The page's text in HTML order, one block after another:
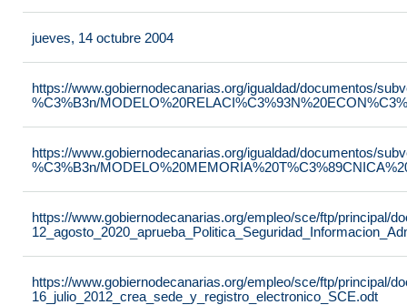
jueves, 14 octubre 2004
https://www.gobiernodecanarias.org/igualdad/documentos/
%C3%B3n/
https://www.gobiernodecanarias.org/igualdad/documentos/
%C3%B3n/
https://www.gobiernodecanarias.org/empleo/sce/ftp/principal/
https://www.gobiernodecanarias.org/empleo/sce/ftp/principal/
16_julio_2012_crea_sede_y_registro_electronico_SCE.odt